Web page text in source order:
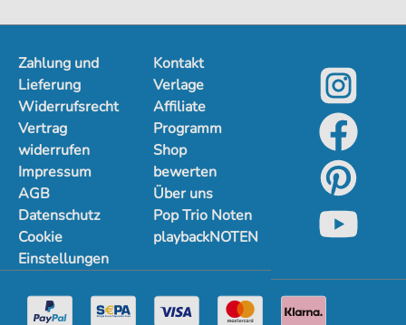
Zahlung und
Lieferung
Widerrufsrecht
Vertrag
widerrufen
Impressum
AGB
Datenschutz
Cookie
Einstellungen
Kontakt
Verlage
Affiliate
Programm
Shop
bewerten
Über uns
Pop Trio Noten
playbackNOTEN